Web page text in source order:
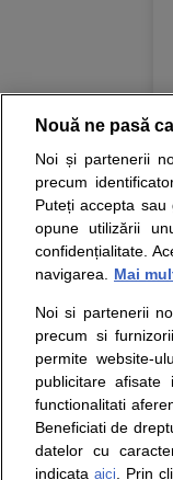
Nouă ne pasă
Noi și partenerii
precum
Puteți accepta
opune utilizării
confidențialitate.
navigarea.
Mai
Noi si partenerii
precum si
permite website-
publicitare
functionalitati
Beneficiati de
datelor cu
indicata aici. Prin